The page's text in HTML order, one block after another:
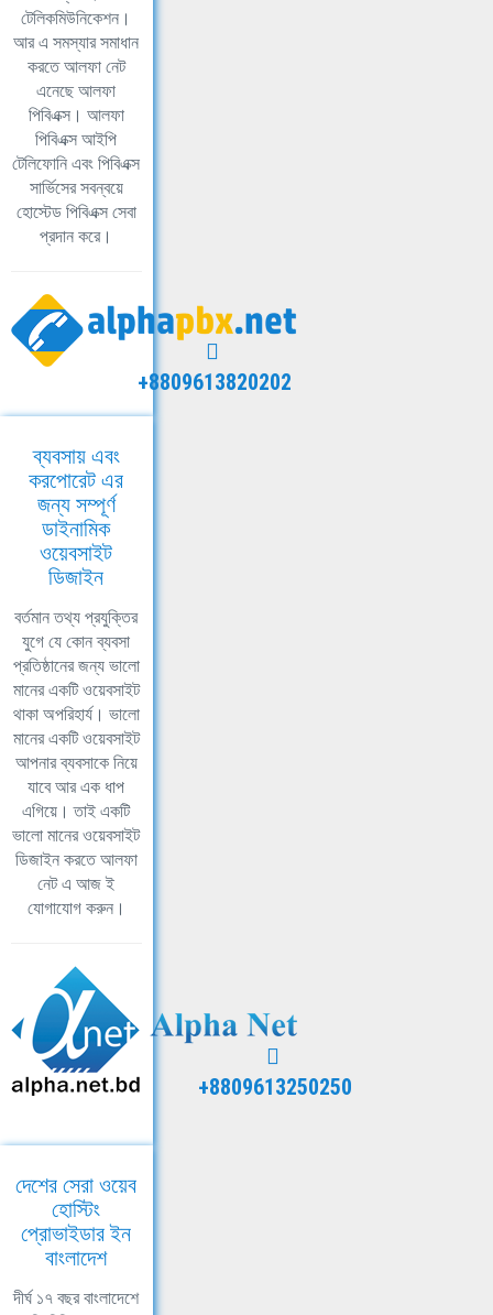
টেলিকমিউনিকেশন।
আর এ সমস্যার সমাধান
করতে আলফা নেট
এনেছে আলফা
পিবিএক্স। আলফা
পিবিএক্স আইপি
টেলিফোনি এবং পিবিএক্স
সার্ভিসের সবন্বয়ে
হোস্টেড পিবিএক্স সেবা
প্রদান করে।
+8809613820202
ব্যবসায় এবং
করপোরেট এর
জন্য সম্পূর্ণ
ডাইনামিক
ওয়েবসাইট
ডিজাইন
বর্তমান তথ্য প্রযুক্তির
যুগে যে কোন ব্যবসা
প্রতিষ্ঠানের জন্য ভালো
মানের একটি ওয়েবসাইট
থাকা অপরিহার্য। ভালো
মানের একটি ওয়েবসাইট
আপনার ব্যবসাকে নিয়ে
যাবে আর এক ধাপ
এগিয়ে। তাই একটি
ভালো মানের ওয়েবসাইট
ডিজাইন করতে আলফা
নেট এ আজ ই
যোগাযোগ করুন।
+8809613250250
দেশের সেরা ওয়েব
হোস্টিং
প্রোভাইডার ইন
বাংলাদেশ
দীর্ঘ ১৭ বছর বাংলাদেশে